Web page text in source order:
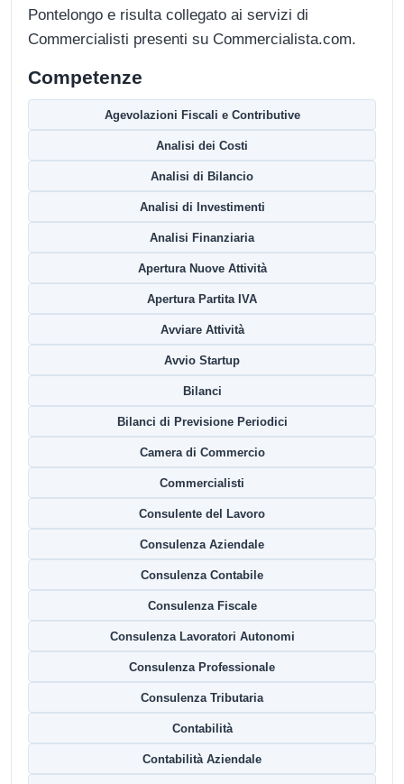
Pontelongo e risulta collegato ai servizi di
Commercialisti presenti su Commercialista.com.
Competenze
Agevolazioni Fiscali e Contributive
Analisi dei Costi
Analisi di Bilancio
Analisi di Investimenti
Analisi Finanziaria
Apertura Nuove Attività
Apertura Partita IVA
Avviare Attività
Avvio Startup
Bilanci
Bilanci di Previsione Periodici
Camera di Commercio
Commercialisti
Consulente del Lavoro
Consulenza Aziendale
Consulenza Contabile
Consulenza Fiscale
Consulenza Lavoratori Autonomi
Consulenza Professionale
Consulenza Tributaria
Contabilità
Contabilità Aziendale